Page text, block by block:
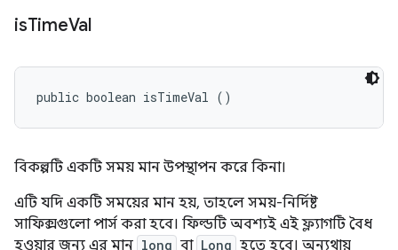
isTimeVal
public boolean isTimeVal ()
বিকল্পটি একটি সময় মান উপস্থাপন করে কিনা।
এটি যদি একটি সময়ের মান হয়, তাহলে সময়-নির্দিষ্ট
সাফিক্সগুলো পার্স করা হবে। ফিল্ডটি অবশ্যই এই ফ্ল্যাগটি বৈধ
হওয়ার জন্য এর মান long বা Long হতে হবে। অন্যথায়